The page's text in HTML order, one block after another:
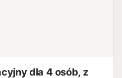
dla 4 osób, z